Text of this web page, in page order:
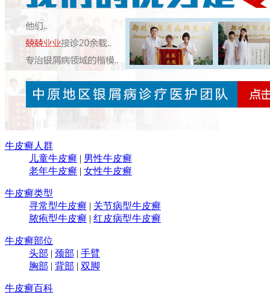
牛皮癣人群
儿童牛皮癣 | 男性牛皮癣
老年牛皮癣 | 女性牛皮癣
牛皮癣类型
寻常型牛皮癣 | 关节病型牛皮癣
脓疱型牛皮癣 | 红皮病型牛皮癣
牛皮癣部位
头部 | 颈部 | 手臂
胸部 | 背部 | 双脚
牛皮癣百科